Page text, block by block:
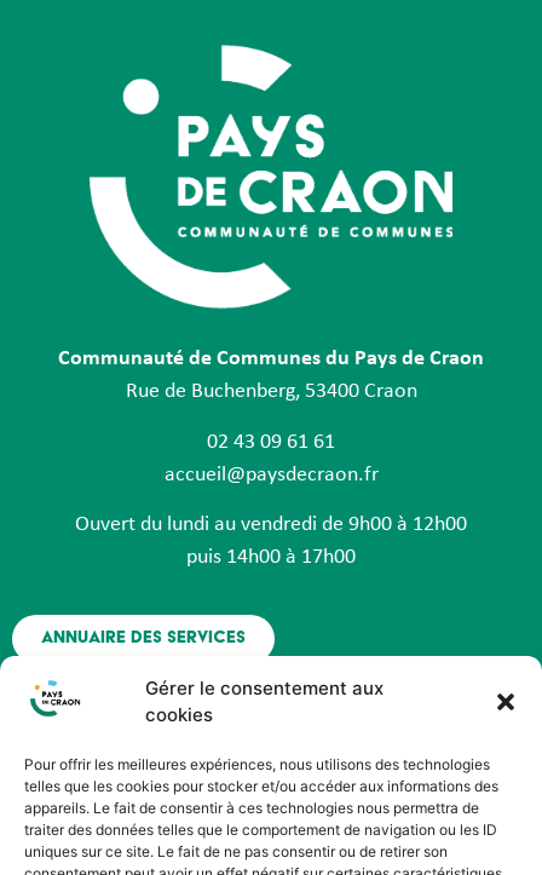
Gérer le consentement aux
cookies
Pour offrir les meilleures expériences, nous utilisons des technologies
telles que les cookies pour stocker et/ou accéder aux informations des
appareils. Le fait de consentir à ces technologies nous permettra de
traiter des données telles que le comportement de navigation ou les ID
uniques sur ce site. Le fait de ne pas consentir ou de retirer son
Communauté de Communes du Pays de Craon
Rue de Buchenberg, 53400 Craon
02 43 09 61 61
accueil@paysdecraon.fr
Ouvert du lundi au vendredi de 9h00 à 12h00
puis 14h00 à 17h00
Annuaire des services
Nous contacter
Espace agent - Octime
Suivez nous !